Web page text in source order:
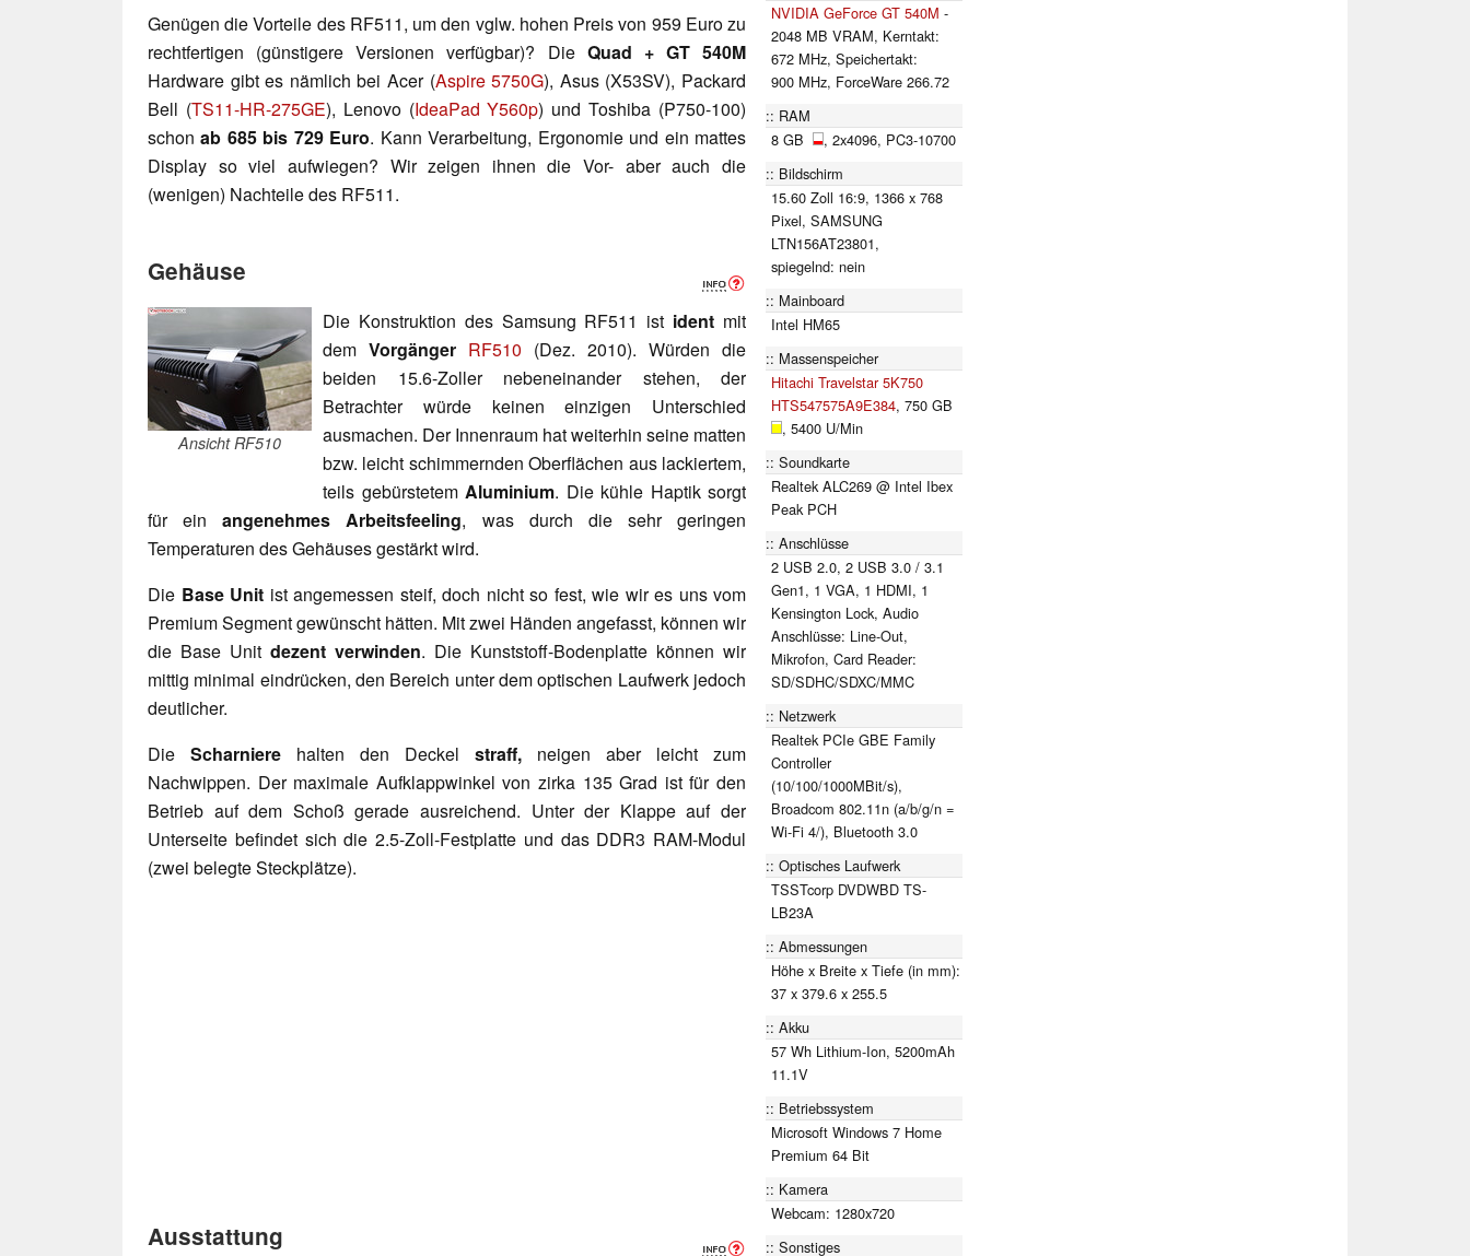
Genügen die Vorteile des RF511, um den vglw. hohen Preis von 959 Euro zu
rechtfertigen (günstigere Versionen verfügbar)? Die Quad + GT 540M
Hardware gibt es nämlich bei Acer (Aspire 5750G), Asus (X53SV), Packard
Bell (TS11-HR-275GE), Lenovo (IdeaPad Y560p) und Toshiba (P750-100)
schonab 685 bis 729 Euro. Kann Verarbeitung, Ergonomie und ein mattes
Display so viel aufwiegen? Wir zeigen ihnen die Vor- aber auch die
(wenigen) Nachteile des RF511.
Gehäuse
Ansicht RF510
Die Konstruktion des Samsung RF511 ist ident mit
dem Vorgänger RF510 (Dez. 2010). Würden die
beiden 15.6-Zoller nebeneinander stehen, der
Betrachter würde keinen einzigen Unterschied
ausmachen. Der Innenraum hat weiterhin seine matten
bzw. leicht schimmernden Oberflächen aus lackiertem,
teils gebürstetem Aluminium. Die kühle Haptik sorgt
für einangenehmes Arbeitsfeeling, was durch die sehr geringen
Temperaturen des Gehäuses gestärkt wird.
Die Base Unit ist angemessen steif, doch nicht so fest, wie wir es uns vom
Premium Segment gewünscht hätten. Mit zwei Händen angefasst, können wir
die Base Unit dezent verwinden. Die Kunststoff-Bodenplatte können wir
mittig minimal eindrücken, den Bereich unter dem optischen Laufwerk jedoch
deutlicher.
Die Scharniere halten den Deckel straff, neigen aber leicht zum
Nachwippen. Der maximale Aufklappwinkel von zirka 135 Grad ist für den
Betrieb auf dem Schoß gerade ausreichend. Unter der Klappe auf der
Unterseite befindet sich die 2.5-Zoll-Festplatte und das DDR3 RAM-Modul
(zwei belegte Steckplätze).
Ausstattung
NVIDIA GeForce GT 540M -
2048 MB VRAM, Kerntakt:
672 MHz, Speichertakt:
900 MHz, ForceWare 266.72
RAM
8 GB
, 2x4096, PC3-10700
Bildschirm
15.60 Zoll 16:9, 1366 x 768
Pixel, SAMSUNG
LTN156AT23801,
spiegelnd: nein
Mainboard
Intel HM65
Massenspeicher
Hitachi Travelstar 5K750
HTS547575A9E384, 750 GB
, 5400 U/Min
Soundkarte
Realtek ALC269 @ Intel Ibex
Peak PCH
Anschlüsse
2 USB 2.0, 2 USB 3.0 / 3.1
Gen1, 1 VGA, 1 HDMI, 1
Kensington Lock, Audio
Anschlüsse: Line-Out,
Mikrofon, Card Reader:
SD/SDHC/SDXC/MMC
Netzwerk
Realtek PCIe GBE Family
Controller
(10/100/1000MBit/s),
Broadcom 802.11n (a/b/g/n =
Wi-Fi 4/), Bluetooth 3.0
Optisches Laufwerk
TSSTcorp DVDWBD TS-
LB23A
Abmessungen
Höhe x Breite x Tiefe (in mm):
37 x 379.6 x 255.5
Akku
57 Wh Lithium-Ion, 5200mAh
11.1V
Betriebssystem
Microsoft Windows 7 Home
Premium 64 Bit
Kamera
Webcam: 1280x720
Sonstiges